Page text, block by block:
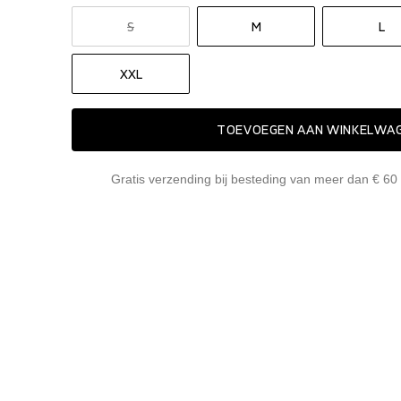
S M L
XXL
TOEVOEGEN AAN
Gratis verzending bij besteding van meer dan € 60